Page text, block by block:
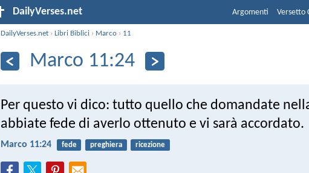
DailyVerses.net Argomenti Versetto
DailyVerses.net ›Libri Biblici › Marco › 11
Marco 11:24
Per questo vi dico: tutto quello che domandate
abbiate fede di averlo ottenuto e vi sarà accordato.
Marco 11:24 fede preghiera ricezione